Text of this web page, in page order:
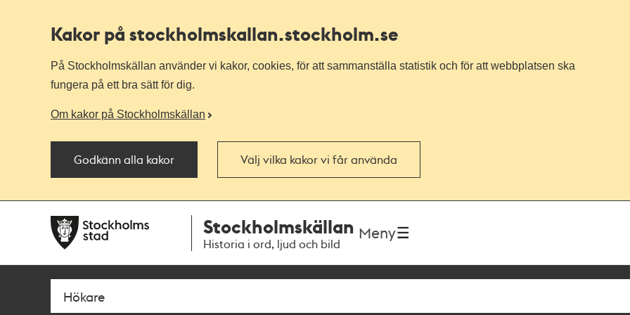
Kakor på stockholmskallan.stockholm.se
På Stockholmskällan använder vi kakor, cookies, för att sammanställa statistik och för att webbplatsen ska
fungera på ett bra sätt för dig.
Om kakor på Stockholmskällan
Godkänn alla kakor Välj vilka kakor vi får använda
navigationen
huvudinnehållet
Stockholmskällan
Historia i ord, ljud och bild
Meny
Sök